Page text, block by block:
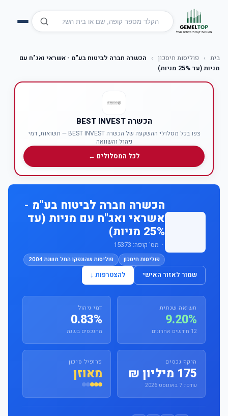
בית › פוליסות חיסכון ›
הכשרה חברה לביטוח בע"מ - אשראי ואג"ח עם
מניות (עד 25% מניות)
הכשרה BEST INVEST
צפו בכל מסלולי ההשקעה של הכשרה BEST INVEST — תשואות, דמי
ניהול והשוואה
לכל המסלולים ←
הכשרה חברה לביטוח בע"מ -
אשראי ואג"ח עם מניות (עד
25% מניות)
· מס' קופה: 15373
פוליסות חיסכון פוליסות שהונפקו החל משנת 2004
שמור לאזור האישי להצטרפות ↓
תשואה שנתית
9.20%
12 חודשים אחרונים
דמי ניהול
0.83%
מהנכסים בשנה
היקף נכסים
175 מיליון ₪
עודכן: 7 באוגוסט 2026
פרופיל סיכון
מאוזן